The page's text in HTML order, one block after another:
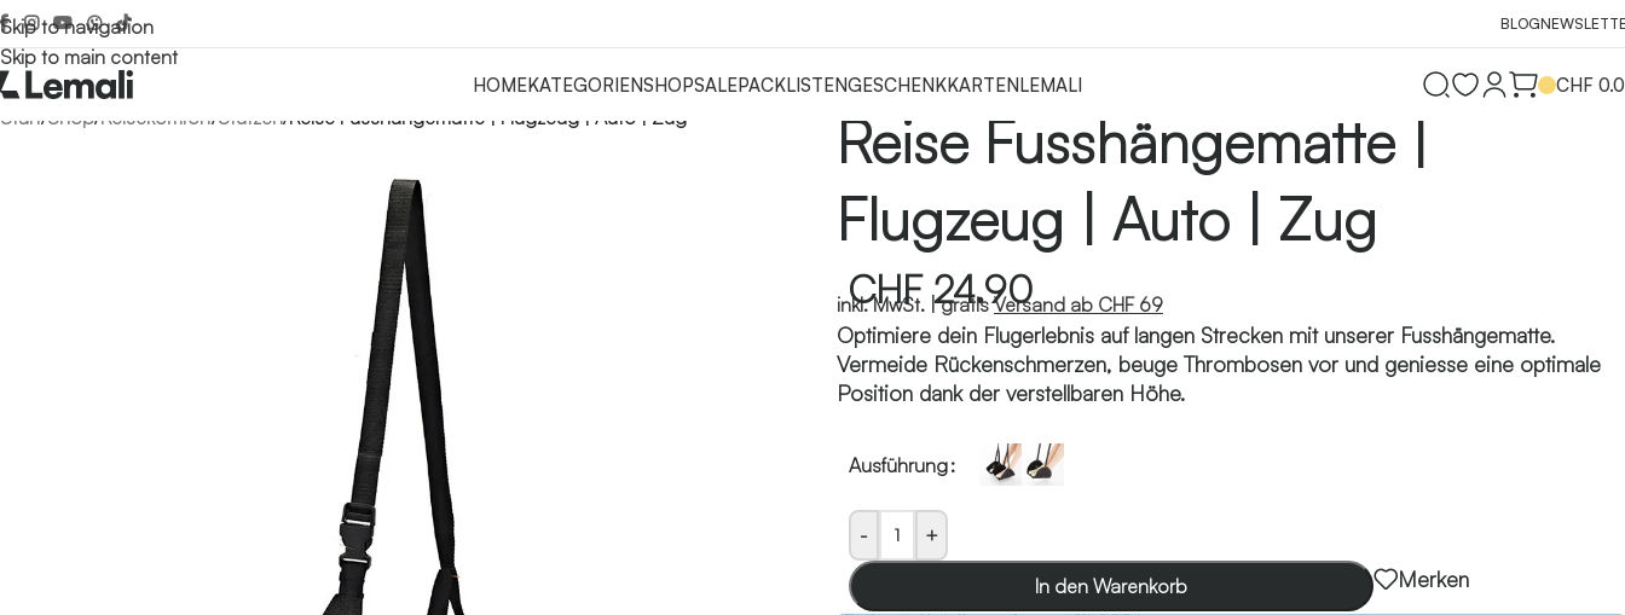
Skip to navigation
Skip to main content
BLOG
HOMEKATEGORIENSHOPSALEPACKLISTENGESCHENKKARTENLEMALI CHF
Start/Shop/Reisekomfort/Stützen/Reise Fusshängematte | Flugzeug | Auto | Zug
Reise Fusshängematte |
Flugzeug | Auto | Zug
CHF24.90
inkl. MwSt. |gratisVersand ab CHF 69
Optimiere dein Flugerlebnis auf langen Strecken mit unserer Fusshängematte.
Vermeide Rückenschmerzen, beuge Thrombosen vor und geniesse eine optimale
Position dank der verstellbaren Höhe.
Ausführung
- +
In den Warenkorb Merken